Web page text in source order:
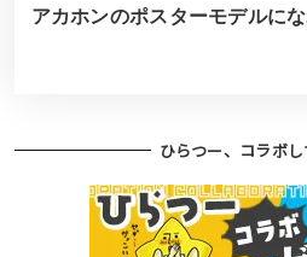
アカホンのポスターモデルにな
ひらつー、コラボ